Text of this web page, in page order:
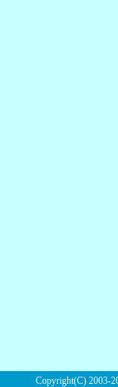
Copyright(C) 2003-